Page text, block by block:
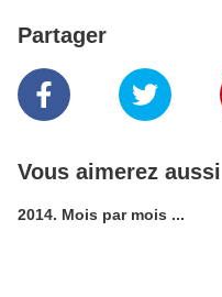
Partager
Vous aimerez aussi
2014. Mois par mois ...